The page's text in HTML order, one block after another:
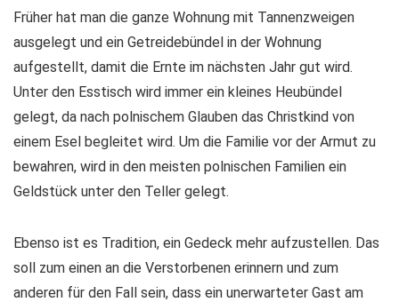
Früher hat man die ganze Wohnung mit Tannenzweigen
ausgelegt und ein Getreidebündel in der Wohnung
aufgestellt, damit die Ernte im nächsten Jahr gut wird.
Unter den Esstisch wird immer ein kleines Heubündel
gelegt, da nach polnischem Glauben das Christkind von
einem Esel begleitet wird. Um die Familie vor der Armut zu
bewahren, wird in den meisten polnischen Familien ein
Geldstück unter den Teller gelegt.
Ebenso ist es Tradition, ein Gedeck mehr aufzustellen. Das
soll zum einen an die Verstorbenen erinnern und zum
anderen für den Fall sein, dass ein unerwarteter Gast am